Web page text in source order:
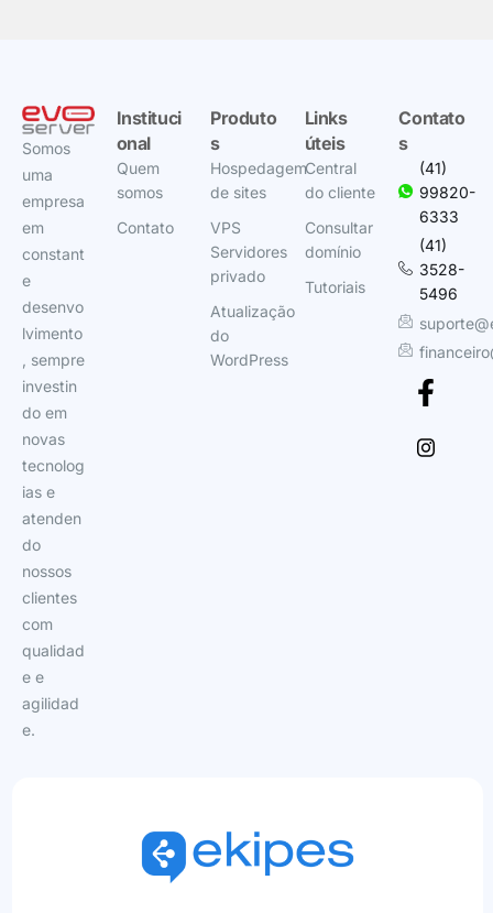
Somos
uma
empresa
em
constant
e
desenvo
lvimento
, sempre
investin
do em
novas
tecnolog
ias e
atenden
do
nossos
clientes
com
qualidad
e e
agilidad
e.
Instituci
onal
Quem
somos
Contato
Produto
s
Hospedagem
de sites
VPS
Servidores
privado
Atualização
do
WordPress
Links
úteis
Central
do cliente
Consultar
domínio
Tutoriais
Contato
s
(41)
99820-
6333
(41)
3528-
5496